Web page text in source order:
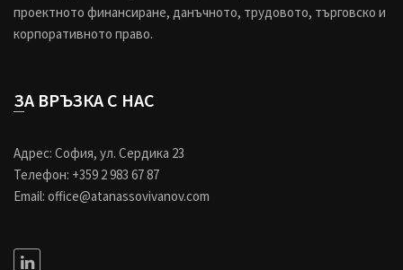
проектното финансиране, данъчното, трудовото, търговско и
корпоративното право.
ЗА ВРЪЗКА С НАС
Адрес: София, ул. Сердика 23
Телефон: +359 2 983 67 87
Email: office@atanassovivanov.com